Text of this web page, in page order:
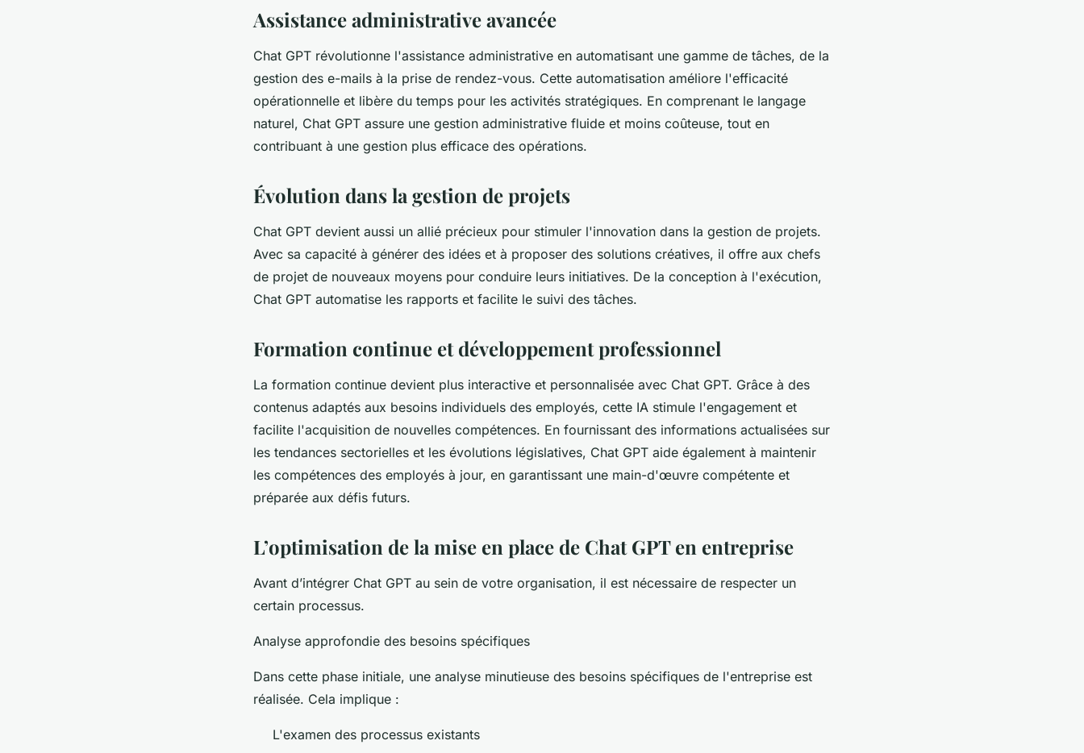
Assistance administrative avancée
Chat GPT révolutionne l'assistance administrative en automatisant une gamme de tâches, de la
gestion des e-mails à la prise de rendez-vous. Cette automatisation améliore l'efficacité
opérationnelle et libère du temps pour les activités stratégiques. En comprenant le langage
naturel, Chat GPT assure une gestion administrative fluide et moins coûteuse, tout en
contribuant à une gestion plus efficace des opérations.
Évolution dans la gestion de projets
Chat GPT devient aussi un allié précieux pour stimuler l'innovation dans la gestion de projets.
Avec sa capacité à générer des idées et à proposer des solutions créatives, il offre aux chefs
de projet de nouveaux moyens pour conduire leurs initiatives. De la conception à l'exécution,
Chat GPT automatise les rapports et facilite le suivi des tâches.
Formation continue et développement professionnel
La formation continue devient plus interactive et personnalisée avec Chat GPT. Grâce à des
contenus adaptés aux besoins individuels des employés, cette IA stimule l'engagement et
facilite l'acquisition de nouvelles compétences. En fournissant des informations actualisées sur
les tendances sectorielles et les évolutions législatives, Chat GPT aide également à maintenir
les compétences des employés à jour, en garantissant une main-d'œuvre compétente et
préparée aux défis futurs.
L’optimisation de la mise en place de Chat GPT en entreprise
Avant d’intégrer Chat GPT au sein de votre organisation, il est nécessaire de respecter un
certain processus.
Analyse approfondie des besoins spécifiques
Dans cette phase initiale, une analyse minutieuse des besoins spécifiques de l'entreprise est
réalisée. Cela implique :
L'examen des processus existants